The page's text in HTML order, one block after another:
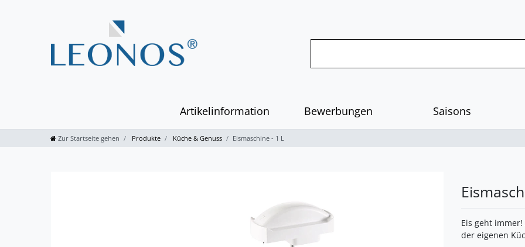
Artikelinformation Bewerbungen Saisons
Zur Startseite gehen Produkte Küche & Genuss Eismaschine - 1 L
Eis geht
der eigenen